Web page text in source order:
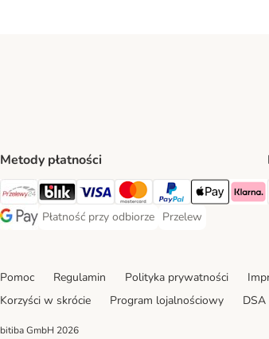
Metody płatności
Przelewy24 Payment Method
Blik Payment Method
VISA Payment Method
MasterCard Payment Method
PayPal Payment
Apple PayKlarna
Google Pay Payment Method
Płatność przy odbiorze
Płatność przy odbiorze Payment Method
Przelew
Przelew Payment
Pomoc Regulamin Polityka prywatności
Korzyści w skrócie
Program lojalnościowy DSA
bitiba GmbH 2026